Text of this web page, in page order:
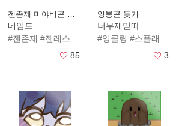
젠존제 미야비콘 돚거
네임드
#젠존제 #젠레스
#미야비
85
잉붕콘 돚거
너무재믿따
#잉클링 #스플래툰3
3